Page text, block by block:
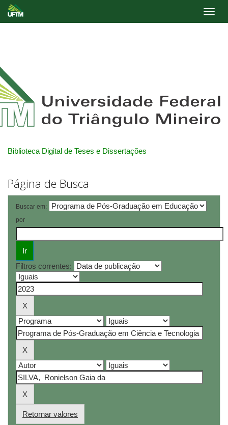
Biblioteca Digital de Teses e Dissertações
Página de Busca
Buscar em:
por
Filtros correntes:
Retornar valores